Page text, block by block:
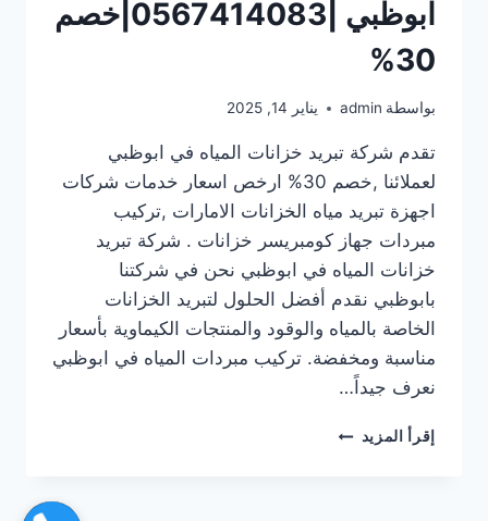
ابوظبي |0567414083|خصم
30%
بواسطة admin يناير 14, 2025
تقدم شركة تبريد خزانات المياه في ابوظبي
لعملائنا ,خصم 30% ارخص اسعار خدمات شركات
اجهزة تبريد مياه الخزانات الامارات ,تركيب
مبردات جهاز كومبريسر خزانات . شركة تبريد
خزانات المياه في ابوظبي نحن في شركتنا
بابوظبي نقدم أفضل الحلول لتبريد الخزانات
الخاصة بالمياه والوقود والمنتجات الكيماوية بأسعار
مناسبة ومخفضة. تركيب مبردات المياه في ابوظبي
نعرف جيداً…
إقرأ المزيد شركة